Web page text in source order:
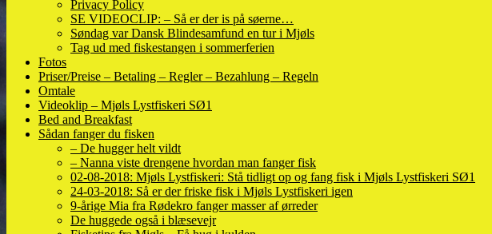
Privacy Policy
SE VIDEOCLIP: – Så er der is på søerne…
Søndag var Dansk Blindesamfund en tur i Mjøls
Tag ud med fiskestangen i sommerferien
Fotos
Priser/Preise – Betaling – Regler – Bezahlung – Regeln
Omtale
Videoklip – Mjøls Lystfiskeri SØ1
Bed and Breakfast
Sådan fanger du fisken
– De hugger helt vildt
– Nanna viste drengene hvordan man fanger fisk
02-08-2018: Mjøls Lystfiskeri: Stå tidligt op og fang fisk i Mjøls Lystfiskeri SØ1
24-03-2018: Så er der friske fisk i Mjøls Lystfiskeri igen
9-årige Mia fra Rødekro fanger masser af ørreder
De huggede også i blæsevejr